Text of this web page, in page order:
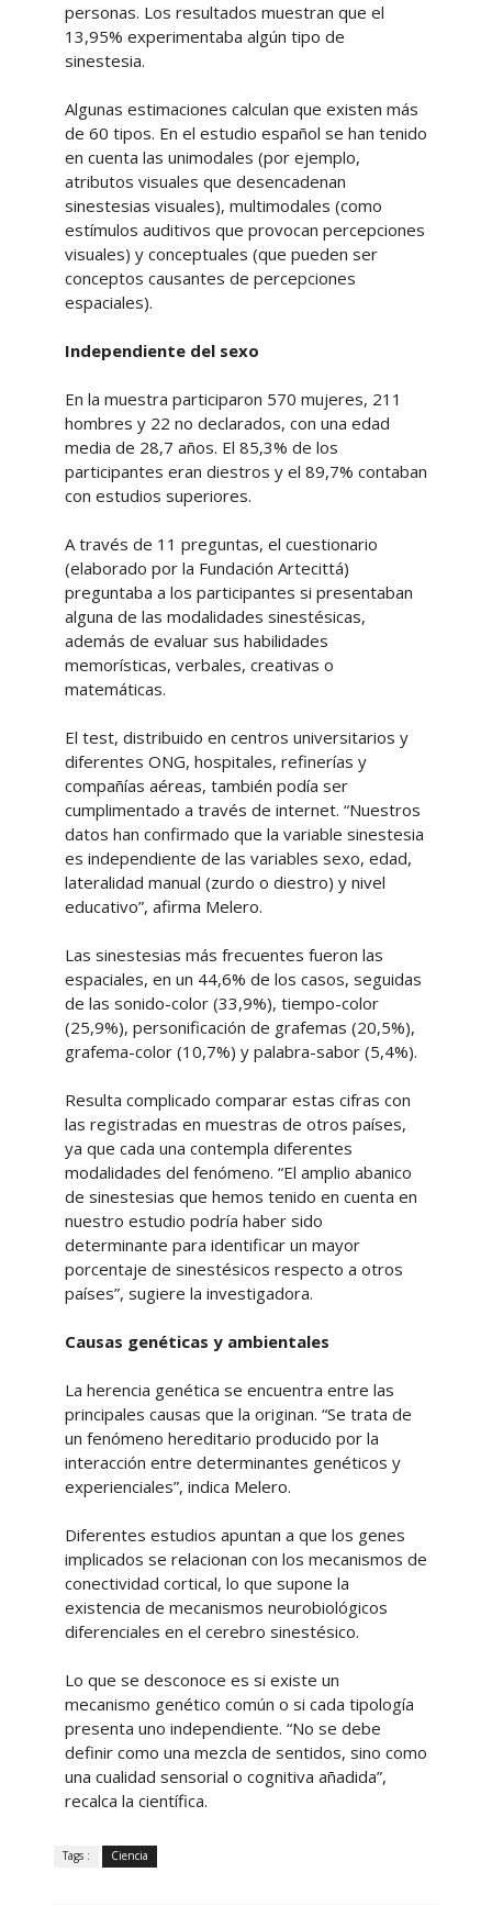
personas. Los resultados muestran que el
13,95% experimentaba algún tipo de
sinestesia.
Algunas estimaciones calculan que existen más
de 60 tipos. En el estudio español se han tenido
en cuenta las unimodales (por ejemplo,
atributos visuales que desencadenan
sinestesias visuales), multimodales (como
estímulos auditivos que provocan percepciones
visuales) y conceptuales (que pueden ser
conceptos causantes de percepciones
espaciales).
Independiente del sexo
En la muestra participaron 570 mujeres, 211
hombres y 22 no declarados, con una edad
media de 28,7 años. El 85,3% de los
participantes eran diestros y el 89,7% contaban
con estudios superiores.
A través de 11 preguntas, el cuestionario
(elaborado por la Fundación Artecittá)
preguntaba a los participantes si presentaban
alguna de las modalidades sinestésicas,
además de evaluar sus habilidades
memorísticas, verbales, creativas o
matemáticas.
El test, distribuido en centros universitarios y
diferentes ONG, hospitales, refinerías y
compañías aéreas, también podía ser
cumplimentado a través de internet. “Nuestros
datos han confirmado que la variable sinestesia
es independiente de las variables sexo, edad,
lateralidad manual (zurdo o diestro) y nivel
educativo”, afirma Melero.
Las sinestesias más frecuentes fueron las
espaciales, en un 44,6% de los casos, seguidas
de las sonido-color (33,9%), tiempo-color
(25,9%), personificación de grafemas (20,5%),
grafema-color (10,7%) y palabra-sabor (5,4%).
Resulta complicado comparar estas cifras con
las registradas en muestras de otros países,
ya que cada una contempla diferentes
modalidades del fenómeno. “El amplio abanico
de sinestesias que hemos tenido en cuenta en
nuestro estudio podría haber sido
determinante para identificar un mayor
porcentaje de sinestésicos respecto a otros
países”, sugiere la investigadora.
Causas genéticas y ambientales
La herencia genética se encuentra entre las
principales causas que la originan. “Se trata de
un fenómeno hereditario producido por la
interacción entre determinantes genéticos y
experienciales”, indica Melero.
Diferentes estudios apuntan a que los genes
implicados se relacionan con los mecanismos de
conectividad cortical, lo que supone la
existencia de mecanismos neurobiológicos
diferenciales en el cerebro sinestésico.
Lo que se desconoce es si existe un
mecanismo genético común o si cada tipología
presenta uno independiente. “No se debe
definir como una mezcla de sentidos, sino como
una cualidad sensorial o cognitiva añadida”,
recalca la científica.
Tags : Ciencia